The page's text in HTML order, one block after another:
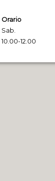
Orario
Sab.
10.00-12.00